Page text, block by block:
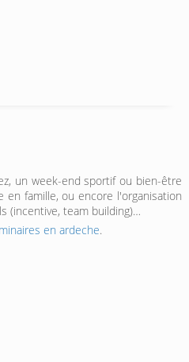
un week-end sportif ou bien-être
famille, ou encore l'organisation
(incentive, team building)…
en ardeche.